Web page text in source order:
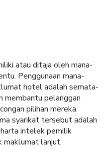
atau ditaja oleh mana-
Penggunaan mana-
hotel adalah semata-
membantu pelanggan
pilihan mereka.
syarikat tersebut adalah
intelek pemilik
maklumat lanjut.